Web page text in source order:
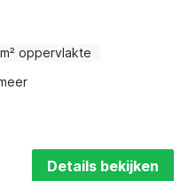
oppervlakte
Details bekijken